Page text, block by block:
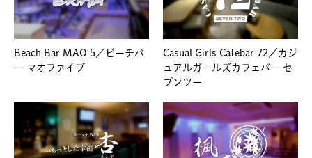
Beach Bar MAO 5／ビーチバ
ー マオファイブ
Casual Girls Cafebar 72／カジ
ュアルガールズカフェバー セ
ブンツー